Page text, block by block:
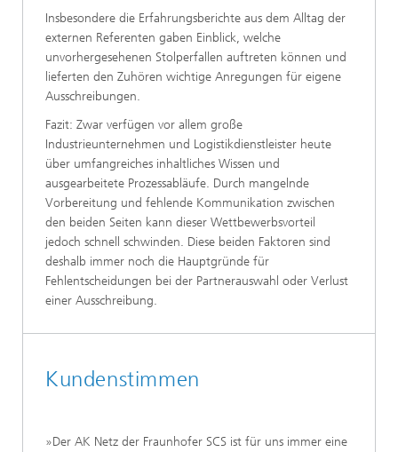
Insbesondere die Erfahrungsberichte aus dem Alltag der
externen Referenten gaben Einblick, welche
unvorhergesehenen Stolperfallen auftreten können und
lieferten den Zuhören wichtige Anregungen für eigene
Ausschreibungen.
Fazit: Zwar verfügen vor allem große
Industrieunternehmen und Logistikdienstleister heute
über umfangreiches inhaltliches Wissen und
ausgearbeitete Prozessabläufe. Durch mangelnde
Vorbereitung und fehlende Kommunikation zwischen
den beiden Seiten kann dieser Wettbewerbsvorteil
jedoch schnell schwinden. Diese beiden Faktoren sind
deshalb immer noch die Hauptgründe für
Fehlentscheidungen bei der Partnerauswahl oder Verlust
einer Ausschreibung.
Kundenstimmen
»Der AK Netz der Fraunhofer SCS ist für uns immer eine